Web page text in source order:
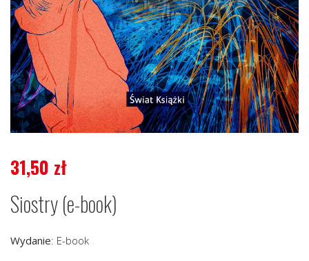
31,50 zł
Siostry (e-book)
Wydanie: E-book